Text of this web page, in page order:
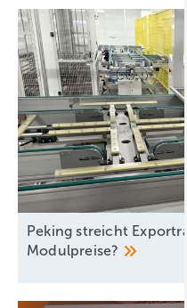
Peking streicht
Modulpreise?